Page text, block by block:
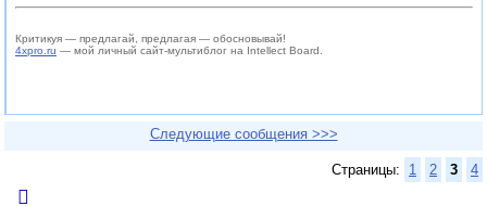
Критикуя — предлагай, предлагая — обосновывай!
4xpro.ru — мой личный сайт-мультиблог на Intellect Board.
Следующие сообщения >>>
Страницы: 1 2 3 4